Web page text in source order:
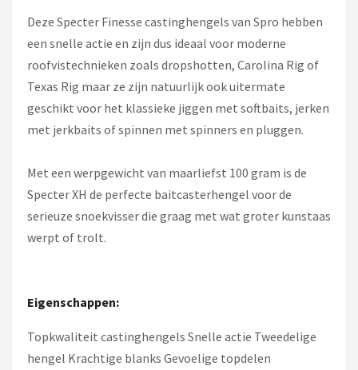
Alle merken →
Deze Specter Finesse castinghengels van Spro hebben
een snelle actie en zijn dus ideaal voor moderne
roofvistechnieken zoals dropshotten, Carolina Rig of
Texas Rig maar ze zijn natuurlijk ook uitermate
geschikt voor het klassieke jiggen met softbaits, jerken
met jerkbaits of spinnen met spinners en pluggen.
Met een werpgewicht van maarliefst 100 gram is de
Specter XH de perfecte baitcasterhengel voor de
serieuze snoekvisser die graag met wat groter kunstaas
werpt of trolt.
Eigenschappen:
Topkwaliteit castinghengels Snelle actie Tweedelige
hengel Krachtige blanks Gevoelige topdelen